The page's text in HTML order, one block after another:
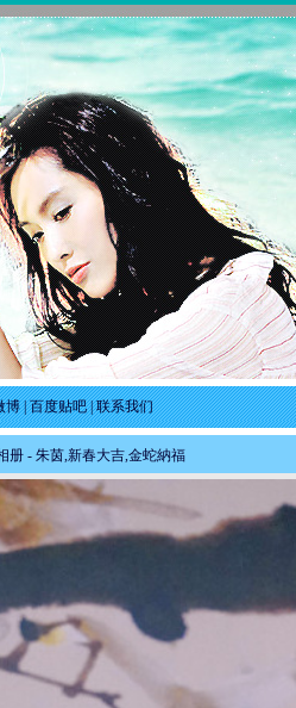
博|百度贴吧|联系我们
册 - 朱茵,新春大吉,金蛇納福